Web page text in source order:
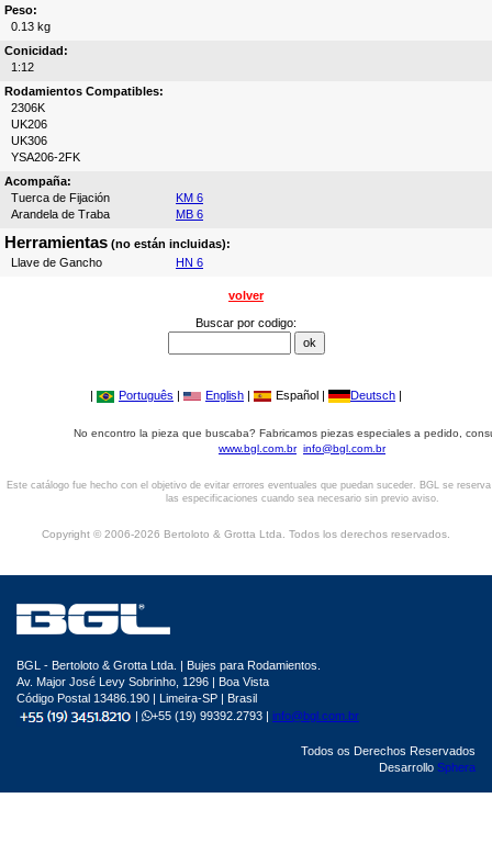
Peso:
0.13 kg
Conicidad:
1:12
Rodamientos Compatibles:
2306K
UK206
UK306
YSA206-2FK
Acompaña:
Tuerca de Fijación
KM 6
Arandela de Traba
MB 6
Herramientas (no están incluidas):
Llave de Gancho
HN 6
volver
Buscar por codigo:
| Português | English | Español | Deutsch |
No encontro la pieza que buscaba? Fabricamos piezas especiales a pedido,
www.bgl.com.br info@bgl.com.br
Este catálogo fue hecho con el objetivo de evitar errores eventuales que puedan suceder. BGL se
las especificaciones cuando sea necesario sin previo aviso.
Copyright © 2006-2026 Bertoloto & Grotta Ltda. Todos los derechos reservados.
BGL - Bertoloto & Grotta Ltda. | Bujes para Rodamientos.
Av. Major José Levy Sobrinho, 1296 | Boa Vista
Código Postal 13486.190 | Limeira-SP | Brasil
|
+55 (19) 99392.2793 | info@bgl.com.br
Todos os Derechos Reservados
Desarrollo Sphera